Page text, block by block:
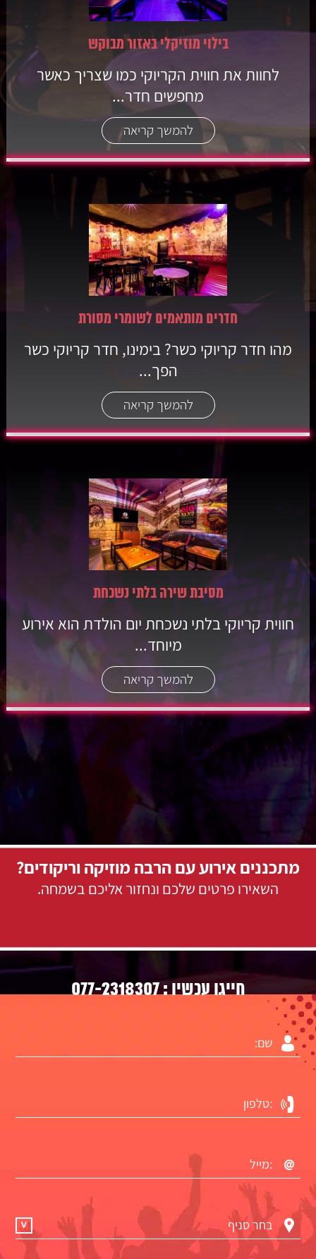
בילוי מוזיקלי באזור מבוקש
לחוות את חווית הקריוקי כמו שצריך כאשר
מחפשים חדר...
להמשך קריאה
חדרים מותאמים לשומרי מסורת
מהו חדר קריוקי כשר? בימינו, חדר קריוקי כשר
הפך...
להמשך קריאה
מסיבת שירה בלתי נשכחת
חווית קריוקי בלתי נשכחת יום הולדת הוא אירוע
מיוחד...
להמשך קריאה
מתכננים אירוע עם הרבה מוזיקה וריקודים?
השאירו פרטים שלכם ונחזור אליכם בשמחה.
חייגו עכשיו :077-2318307